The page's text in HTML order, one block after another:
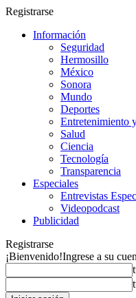
Registrarse
Información
Seguridad
Hermosillo
México
Sonora
Mundo
Deportes
Entretenimiento
Salud
Ciencia
Tecnología
Transparencia
Especiales
Entrevistas
Videopodcast
Publicidad
Registrarse
¡Bienvenido!Ingrese a su